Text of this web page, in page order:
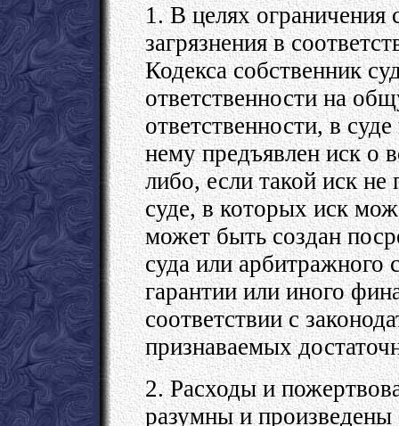
1. В целях ограничения
загрязнения в
Кодекса собственник
ответственности на
ответственности, в
нему предъявлен иск о
либо, если такой иск
суде, в которых иск
может быть создан
суда или арбитражного
гарантии или иного
соответствии с
признаваемых
2. Расходы и
разумны и произведены